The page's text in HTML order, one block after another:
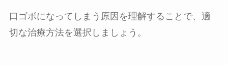
口ゴボになってしまう原因を理解することで、適
切な治療方法を選択しましょう。